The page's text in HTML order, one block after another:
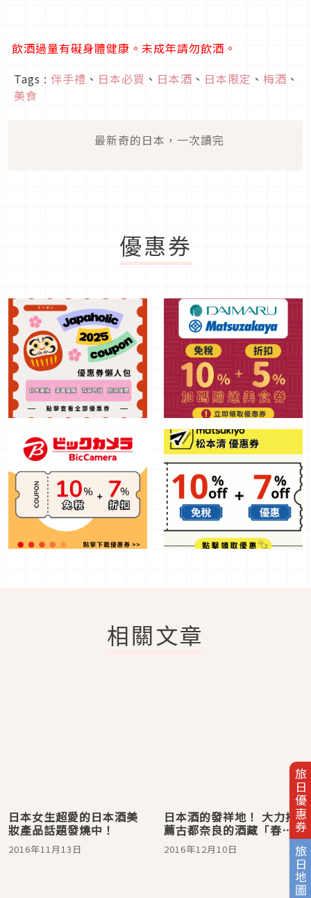
旅日優惠券
旅日地圖
飲酒過量有礙身體健康。未成年請勿飲酒。
Tags : 伴手禮 、 日本必買 、 日本酒 、 日本限定 、 梅酒 、
美食
最新奇的日本，一次讀完
優惠券
相關文章
日本女生超愛的日本酒美
妝產品話題發燒中！
2016年11月13日
日本酒的發祥地！ 大力推
薦古都奈良的酒藏「春
鹿」如紅酒般的甜點型日
本酒！
2016年12月10日